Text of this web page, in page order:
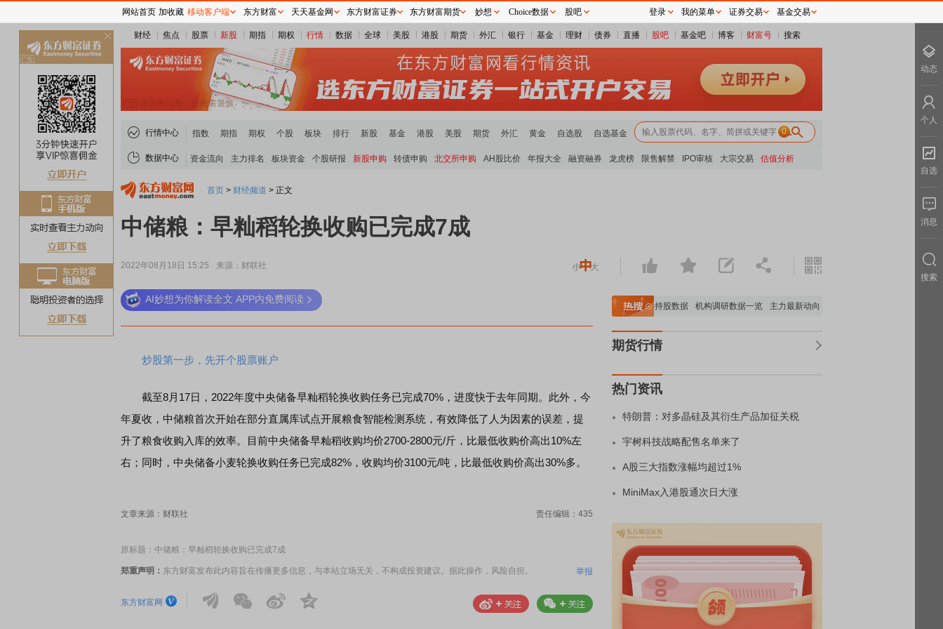
财经 焦点 股票 新股 期指 期权 行情 数据 全球 美股 港股 期货 外汇 银行 基金 理财 债券 直播 股吧 基金吧 博客 财富号 搜索
行情中心 指数 期指 期权 个股 板块 排行 新股 基金 港股 美股 期货 外汇 黄金 自选股 自选基金 0
数据中心 资金流向 主力排名 板块资金 个股研报 新股申购 转债申购 北交所申购 AH股比价 年报大全 融资融券 龙虎榜 限售解禁 IPO审核 大宗交易 估值分析
首页 > 财经频道 > 正文
中储粮：早籼稻轮换收购已完成7成
2022年08月18日 15:25 来源：财联社
AI妙想为你解读全文 APP内免费阅读
炒股第一步，先开个股票账户
截至8月17日，2022年度中央储备早籼稻轮换收购任务已完成70%，进度快于去年同期。此外，今
年夏收，中储粮首次开始在部分直属库试点开展粮食智能检测系统，有效降低了人为因素的误差，提
升了粮食收购入库的效率。目前中央储备早籼稻收购均价2700-2800元/斤，比最低收购价高出10%左
右；同时，中央储备小麦轮换收购任务已完成82%，收购均价3100元/吨，比最低收购价高出30%多。
文章来源：财联社 责任编辑：435
原标题：中储粮：早籼稻轮换收购已完成7成
郑重声明： 东方财富发布此内容旨在传播更多信息，与本站立场无关，不构成投资建议。据此操作，风险自担。 举报
东方财富网
稀土板块领涨 重要机构持股数据 机构调研数据一览 主力最新动向 上市公司限售股解禁一览
期货行情
热门资讯
特朗普：对多晶硅及其衍生产品加征关税
宇树科技战略配售名单来了
A股三大指数涨幅均超过1%
MiniMax入港股通次日大涨
网站首页 加收藏 移动客户端 东方财富 天天基金网 东方财富证券 东方财富期货 妙想 Choice数据 股吧 登录 我的菜单 证券交易 基金交易
动态
个人
自选
消息
搜索
关